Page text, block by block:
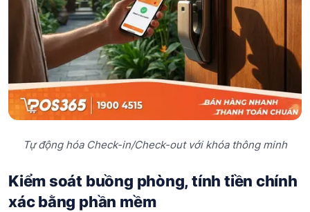
Tự động hóa Check-in/Check-out với khóa thông minh
Kiểm soát buồng phòng, tính tiền chính
xác bằng phần mềm